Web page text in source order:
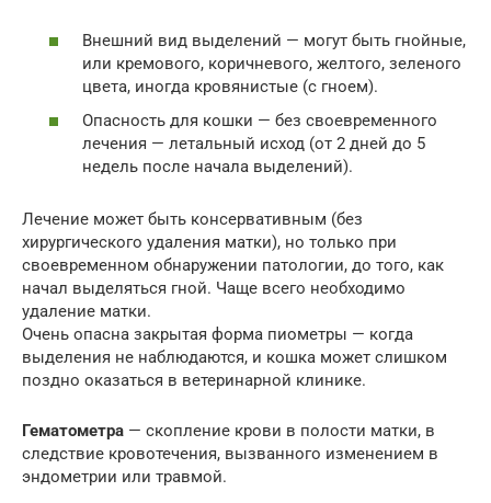
Внешний вид выделений — могут быть гнойные,
или кремового, коричневого, желтого, зеленого
цвета, иногда кровянистые (с гноем).
Опасность для кошки — без своевременного
лечения — летальный исход (от 2 дней до 5
недель после начала выделений).
Лечение может быть консервативным (без
хирургического удаления матки), но только при
своевременном обнаружении патологии, до того, как
начал выделяться гной. Чаще всего необходимо
удаление матки.
Очень опасна закрытая форма пиометры — когда
выделения не наблюдаются, и кошка может слишком
поздно оказаться в ветеринарной клинике.
Гематометра — скопление крови в полости матки, в
следствие кровотечения, вызванного изменением в
эндометрии или травмой.